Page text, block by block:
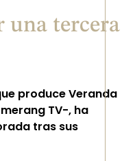
una tercera
produce Veranda
TV-, ha
tras sus